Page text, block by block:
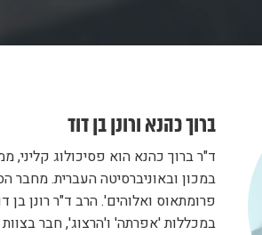
ברוך כהנא ורונן בן דוד
ד"ר ברוך כהנא הוא פסיכולוג קליני,
במכון ובאוניברסיטה העברית. מחבר
פרומתאוס ואלוהים'. הרב ד"ר רונן
במכללות 'אפרתה' ו'הרצוג', חבר בצוות